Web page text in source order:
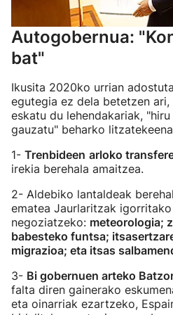
Autogobernua:
bat"
Ikusita 2020ko urrian
egutegia ez dela betetzen
eskatu du lehendakariak,
gauzatu" beharko
1- Trenbideen arloko
irekia berehala amaitzea.
2- Aldebiko lantaldeak
ematea Jaurlaritzak
negoziatzeko: meteorologia;
babesteko funtsa;
migrazioa; eta itsas
3- Bi gobernuen arteko
falta diren gainerako
eta oinarriak ezartzeko,